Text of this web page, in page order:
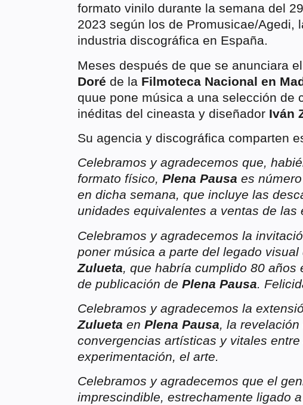
formato vinilo durante la semana del
2023 según los de Promusicae/Agedi,
industria discográfica en España.
Meses después de que se anunciara
Doré de la Filmoteca Nacional en
quue pone música a una selección de
inéditas del cineasta y diseñador Iván
Su agencia y discográfica comparten
Celebramos y agradecemos que,
formato físico, Plena Pausa es
en dicha semana, que incluye las
unidades equivalentes a ventas de las
Celebramos y agradecemos la
poner música a parte del legado
Zulueta, que habría cumplido 80 años
de publicación de Plena Pausa.
Celebramos y agradecemos la
Zulueta en Plena Pausa, la
convergencias artísticas y vitales
experimentación, el arte.
Celebramos y agradecemos que el
imprescindible, estrechamente ligado